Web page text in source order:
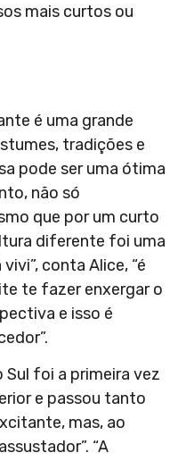
mais curtos ou
é uma grande
tradições e
pode ser uma ótima
não só
que por um curto
diferente foi uma
conta Alice, “é
te fazer enxergar o
e isso é
Sul foi a primeira vez
e passou tanto
mas, ao
“A